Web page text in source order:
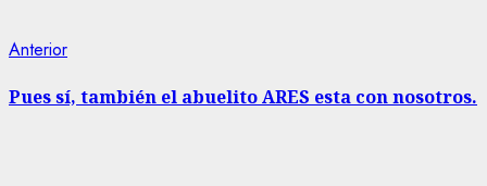
Navegación
de
AnteriorEntrada
Pues sí, también el abuelito ARES esta con nosotros.